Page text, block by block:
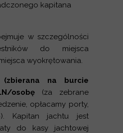
kapitana
w szczególności
do miejsca
wyokrętowania.
na burcie
osobę (za zebrane
opłacamy porty,
Kapitan jachtu jest
do kasy jachtowej